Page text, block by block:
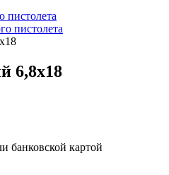
пистолета
пистолета
6,8х18
банковской картой